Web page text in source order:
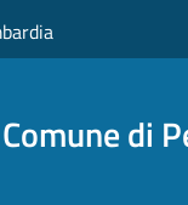
Comune di